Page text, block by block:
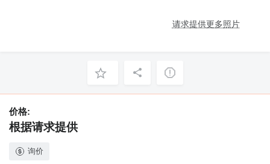
请求提供更多照片
价格:
根据请求提供
询价